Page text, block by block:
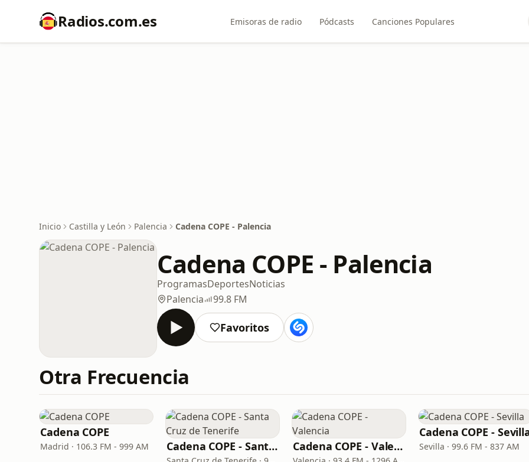
Radios.com.es Emisoras de radio Pódcasts Canciones Populares
Inicio Castilla y León Palencia Cadena COPE - Palencia
Cadena COPE - Palencia
ProgramasDeportesNoticias
Palencia
99.8 FM
Favoritos
Otra Frecuencia
Cadena COPE
Madrid · 106.3 FM - 999 AM Cadena COPE - Santa Cruz de Tenerife Cadena COPE - Valencia
Cadena COPE -
Sevilla · 99.6 FM - 837 AM